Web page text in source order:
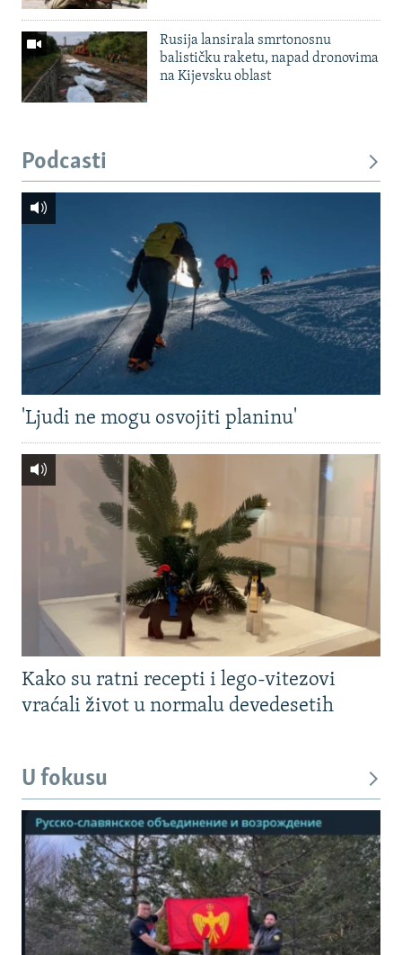
Rusija lansirala smrtonosnu
balističku raketu, napad dronovima
na Kijevsku oblast
Podcasti
'Ljudi ne mogu osvojiti planinu'
Kako su ratni recepti i lego-vitezovi
vraćali život u normalu devedesetih
U fokusu